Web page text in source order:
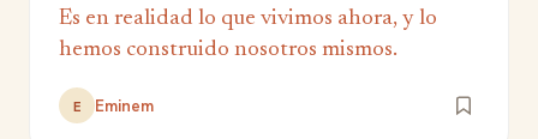
Es en realidad lo que vivimos ahora, y lo
hemos construido nosotros mismos.
E Eminem